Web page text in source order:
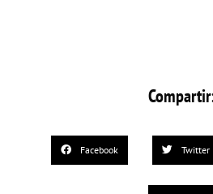
Facebook Twitter